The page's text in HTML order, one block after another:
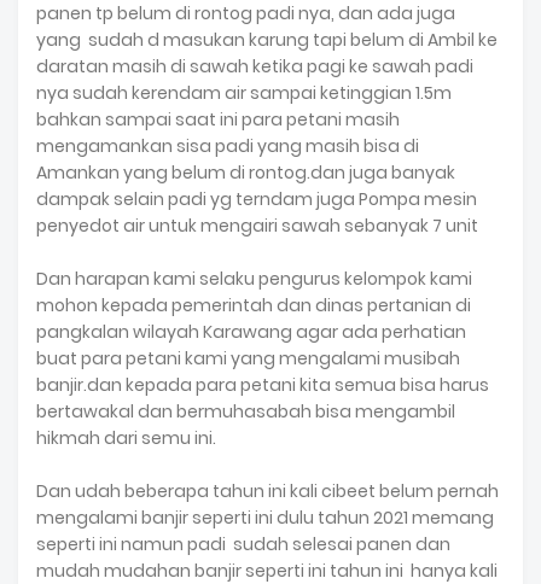
panen tp belum di rontog padi nya, dan ada juga
yang sudah d masukan karung tapi belum di Ambil ke
daratan masih di sawah ketika pagi ke sawah padi
nya sudah kerendam air sampai ketinggian 1.5m
bahkan sampai saat ini para petani masih
mengamankan sisa padi yang masih bisa di
Amankan yang belum di rontog.dan juga banyak
dampak selain padi yg terndam juga Pompa mesin
penyedot air untuk mengairi sawah sebanyak 7 unit
Dan harapan kami selaku pengurus kelompok kami
mohon kepada pemerintah dan dinas pertanian di
pangkalan wilayah Karawang agar ada perhatian
buat para petani kami yang mengalami musibah
banjir.dan kepada para petani kita semua bisa harus
bertawakal dan bermuhasabah bisa mengambil
hikmah dari semu ini.
Dan udah beberapa tahun ini kali cibeet belum pernah
mengalami banjir seperti ini dulu tahun 2021 memang
seperti ini namun padi sudah selesai panen dan
mudah mudahan banjir seperti ini tahun ini hanya kali